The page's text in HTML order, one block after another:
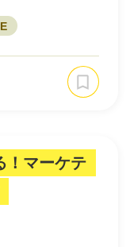
！マーケテ